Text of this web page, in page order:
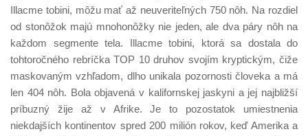
Illacme tobini, môžu mať až neuveriteľných 750 nôh. Na rozdiel
od stonôžok majú mnohonôžky nie jeden, ale dva páry nôh na
každom segmente tela. Illacme tobini, ktorá sa dostala do
tohtoročného rebríčka TOP 10 druhov svojím kryptickým, čiže
maskovaným vzhľadom, dlho unikala pozornosti človeka a má
len 404 nôh. Bola objavená v kalifornskej jaskyni a jej najbližší
príbuzný žije až v Afrike. Je to pozostatok umiestnenia
niekdajších kontinentov spred 200 milión rokov, keď Amerika a